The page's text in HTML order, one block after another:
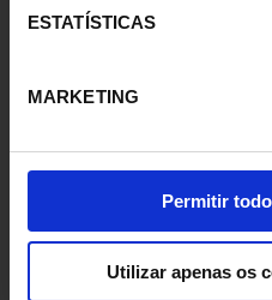
ESTATÍSTICAS
MARKETING
Permitir
Utilizar apenas os
À altura da excelência